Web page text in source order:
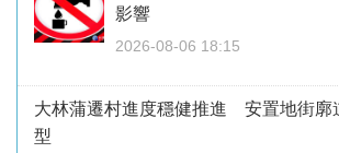
影響
2026-08-06 18:15
大林蒲遷村進度穩健推進 安置地街廓
型